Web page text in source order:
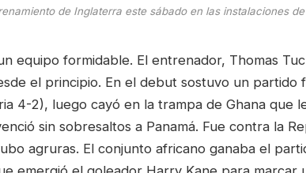
de Inglaterra este sábado en las instalaciones
equipo formidable. El entrenador, Thomas
el principio. En el debut sostuvo un partido
4-2), luego cayó en la trampa de Ghana que
sin sobresaltos a Panamá. Fue contra la
agruras. El conjunto africano ganaba el